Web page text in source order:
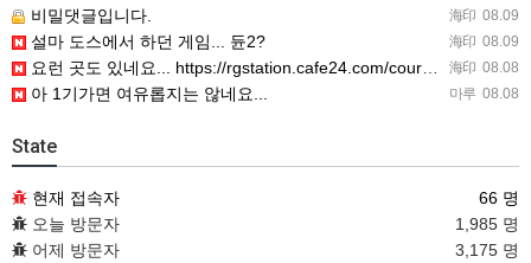
海印 08.09
비밀댓글입니다.
海印 08.09
설마 도스에서 하던 게임... 듄2?
海印 08.08
요런 곳도 있네요... https://rgstation.cafe24.com/course_tip/306500
마루 08.08
아 1기가면 여유롭지는 않네요...
State
현재 접속자
66 명
오늘 방문자
1,985 명
어제 방문자
3,175 명